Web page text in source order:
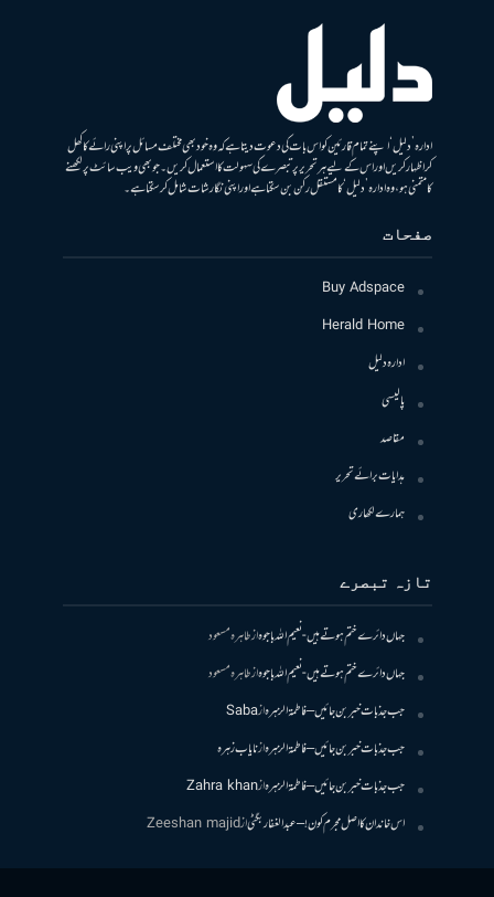
ادارہ ’دلیل‘ اپنے تمام قارئین کو اس بات کی دعوت دیتا ہے کہ وہ خود بھی مختلف مسائل پر اپنی رائے کا کھل
کر اظہار کریں اور اس کے لیے ہر تحریر پر تبصرے کی سہولت کا استعمال کریں۔ جو بھی ویب سائٹ پر لکھنے
کا متمنی ہو، وہ ادارہ ’دلیل‘ کا مستقل رکن بن سکتا ہے اور اپنی نگارشات شامل کرسکتا ہے۔
صفحات
Buy Adspace
Herald Home
ادارہ دلیل
پالیسی
مقاصد
ہدایات برائے تحریر
ہمارے لکھاری
تازہ تبصرے
جہاں دائرے ختم ہوتے ہیں- نعیم اللہ باجوہازطاہرہ مسعود
جہاں دائرے ختم ہوتے ہیں- نعیم اللہ باجوہازطاہرہ مسعود
جب جذبات خبر بن جائیں – فاطمۃالزہرہازSaba
جب جذبات خبر بن جائیں – فاطمۃالزہرہازنایاب زہرہ
جب جذبات خبر بن جائیں – فاطمۃالزہرہازZahra khan
اس خاندان کا اصل مجرم کون! – عبدالغفار بگٹیازZeeshan majid